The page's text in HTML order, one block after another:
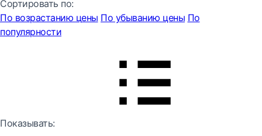
Сортировать по:
По возрастанию цены По убыванию цены По
популярности
Показывать: